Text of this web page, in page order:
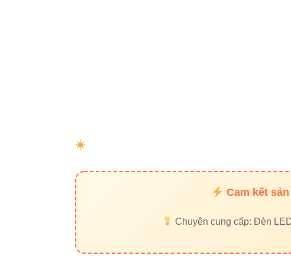
Liên kết ngoài
Cam kết
Chuyên cung cấp: Đèn